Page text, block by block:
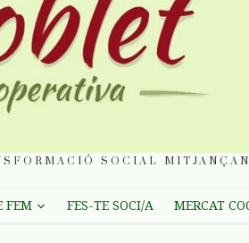
SOCIAL
FEM FES-TE SOCI/A MERCAT